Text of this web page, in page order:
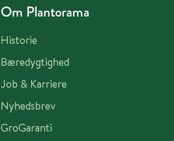
Om Plantorama
Historie
Bæredygtighed
Job & Karriere
Nyhedsbrev
GroGaranti